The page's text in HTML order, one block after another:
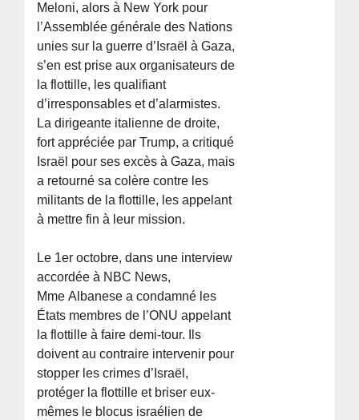
Meloni, alors à New York pour
l’Assemblée générale des Nations
unies sur la guerre d’Israël à Gaza,
s’en est prise aux organisateurs de
la flottille, les qualifiant
d’irresponsables et d’alarmistes.
La dirigeante italienne de droite,
fort appréciée par Trump, a critiqué
Israël pour ses excès à Gaza, mais
a retourné sa colère contre les
militants de la flottille, les appelant
à mettre fin à leur mission.
Le 1er octobre, dans une interview
accordée à NBC News,
Mme Albanese a condamné les
États membres de l’ONU appelant
la flottille à faire demi-tour. Ils
doivent au contraire intervenir pour
stopper les crimes d’Israël,
protéger la flottille et briser eux-
mêmes le blocus israélien de